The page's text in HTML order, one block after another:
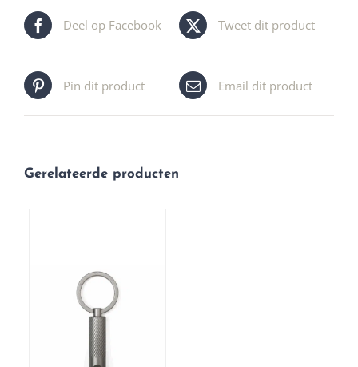
Deel op Facebook Tweet dit product
Pin dit product Email dit product
Gerelateerde producten